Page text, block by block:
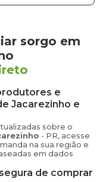
sorgo em
e
Jacarezinho e
sobre o
- PR, acesse
na sua região e
em dados
de comprar